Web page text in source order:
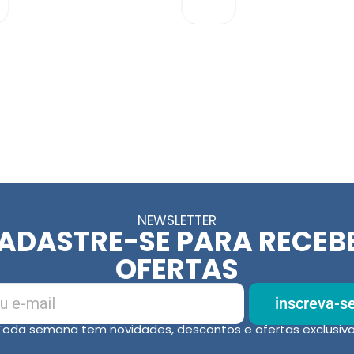
NEWSLETTER
SE PARA
OFERTAS
inscreva-
semana tem novidades, descontos e ofertas